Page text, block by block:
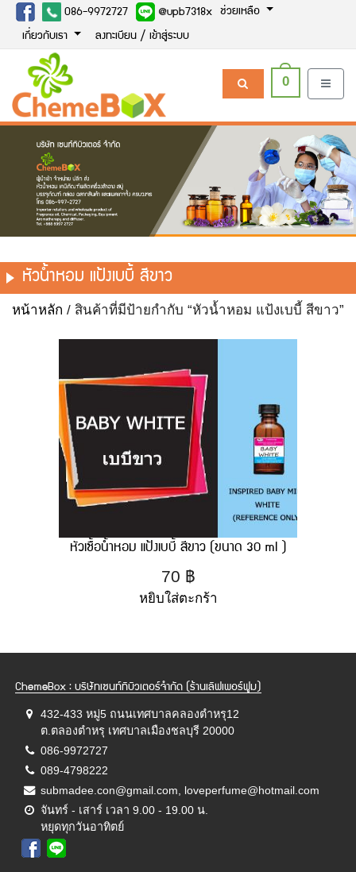
086-9972727 @upb7318x ช่วยเหลือ
เกี่ยวกับเรา ลงทะเบียน / เข้าสู่ระบบ
0
หัวน้ำหอม แป้งเบบี้ สีขาว
หน้าหลัก / สินค้าที่มีป้ายกำกับ “หัวน้ำหอม แป้งเบบี้ สีขาว”
หัวเชื้อน้ำหอม แป้งเบบี้ สีขาว (ขนาด 30 ml )
70 ฿
หยิบใส่ตะกร้า
ChemeBox : บริษัทเซนท์ทิบิวเตอร์จำกัด (ร้านเลิฟเพอร์ฟูม)
432-433 หมู่5 ถนนเทศบาลคลองตำหรุ12
ต.ตลองตำหรุ เทศบาลเมืองชลบุรี 20000
086-9972727
089-4798222
submadee.con@gmail.com, loveperfume@hotmail.com
จันทร์ - เสาร์ เวลา 9.00 - 19.00 น.
หยุดทุกวันอาทิตย์